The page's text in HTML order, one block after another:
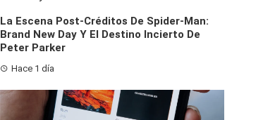
La Escena Post-Créditos De Spider-Man:
Brand New Day Y El Destino Incierto De
Peter Parker
Hace 1 día